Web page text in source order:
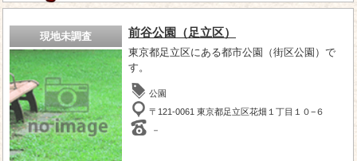
現地未調査 前谷公園（足立区）
東京都足立区にある都市公園（街区公園）で
す。
公園
〒121-0061 東京都足立区花畑１丁目１０−６
－